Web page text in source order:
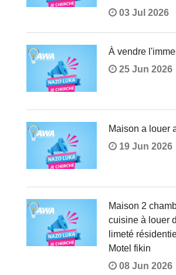
03 Jul 2026
À vendre
25 Jun 2026
Maison a louer
19 Jun 2026
Maison 2
cuisine à louer
limeté
Motel fikin
08 Jun 2026